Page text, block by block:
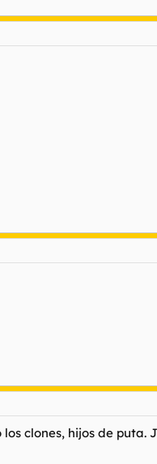
clones, hijos de puta.